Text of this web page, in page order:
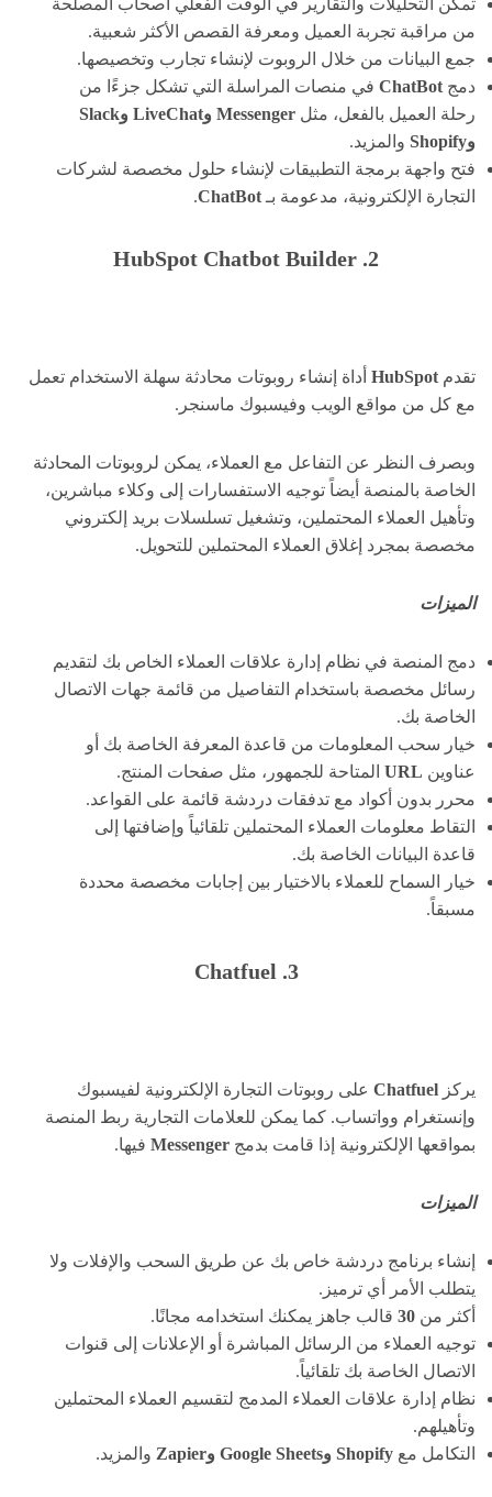
من مراقبة تجربة العميل ومعرفة القصص الأكثر شعبية.
جمع البيانات من خلال الروبوت لإنشاء تجارب وتخصيصها.
دمج ChatBot في منصات المراسلة التي تشكل جزءًا من
رحلة العميل بالفعل، مثل
Messenger وLiveChat وSlack
وShopify
والمزيد.
فتح واجهة برمجة التطبيقات لإنشاء حلول مخصصة لشركات
التجارة الإلكترونية، مدعومة بـ ChatBot
.
2. HubSpot Chatbot Builder
تقدم HubSpot أداة إنشاء روبوتات محادثة سهلة الاستخدام تعمل
مع كل من مواقع الويب وفيسبوك ماسنجر.
وبصرف النظر عن التفاعل مع العملاء، يمكن لروبوتات المحادثة
الخاصة بالمنصة أيضاً توجيه الاستفسارات إلى وكلاء مباشرين،
وتأهيل العملاء المحتملين، وتشغيل تسلسلات بريد إلكتروني
مخصصة بمجرد إغلاق العملاء المحتملين للتحويل.
الميزات
دمج المنصة في نظام إدارة علاقات العملاء الخاص بك لتقديم
رسائل مخصصة باستخدام التفاصيل من قائمة جهات الاتصال
الخاصة بك.
خيار سحب المعلومات من قاعدة المعرفة الخاصة بك أو
عناوين URL المتاحة للجمهور، مثل صفحات المنتج.
محرر بدون أكواد مع تدفقات دردشة قائمة على القواعد.
التقاط معلومات العملاء المحتملين تلقائياً وإضافتها إلى
قاعدة البيانات الخاصة بك.
خيار السماح للعملاء بالاختيار بين إجابات مخصصة محددة
مسبقاً.
3. Chatfuel
يركز Chatfuel على روبوتات التجارة الإلكترونية لفيسبوك
وإنستغرام وواتساب. كما يمكن للعلامات التجارية ربط المنصة
بمواقعها الإلكترونية إذا قامت بدمج Messenger فيها.
الميزات
إنشاء برنامج دردشة خاص بك عن طريق السحب والإفلات ولا
يتطلب الأمر أي ترميز.
أكثر من 30 قالب جاهز يمكنك استخدامه مجانًا.
توجيه العملاء من الرسائل المباشرة أو الإعلانات إلى قنوات
الاتصال الخاصة بك تلقائياً.
نظام إدارة علاقات العملاء المدمج لتقسيم العملاء المحتملين
وتأهيلهم.
التكامل مع Shopify وGoogle Sheets وZapier والمزيد.